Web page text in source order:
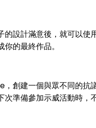
的設計滿意後，就可以
的最終作品。
創建一個與眾不同的抗
次準備參加示威活動時